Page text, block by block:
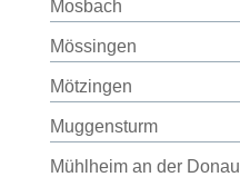
Mosbach
Mössingen
Mötzingen
Muggensturm
Mühlheim an der Donau